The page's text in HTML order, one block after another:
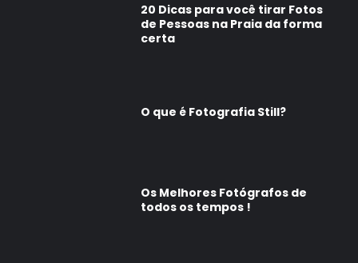
20 Dicas para você tirar Fotos
de Pessoas na Praia da forma
certa
O que é Fotografia Still?
Os Melhores Fotógrafos de
todos os tempos !